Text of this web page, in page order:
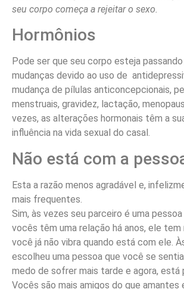
seu corpo começa a rejeitar o sexo.
Hormônios
Pode ser que seu corpo esteja
mudanças devido ao uso de
mudança de pílulas anticoncepcionais,
menstruais, gravidez, lactação,
vezes, as alterações hormonais têm a
influência na vida sexual do casal.
Não está com a
Esta a razão menos agradável e,
mais frequentes.
Sim, às vezes seu parceiro é uma pessoa
vocês têm uma relação há anos, ele tem
você já não vibra quando está com ele.
escolheu uma pessoa que você se
medo de sofrer mais tarde e agora, está
Vocês são mais amigos do que amantes